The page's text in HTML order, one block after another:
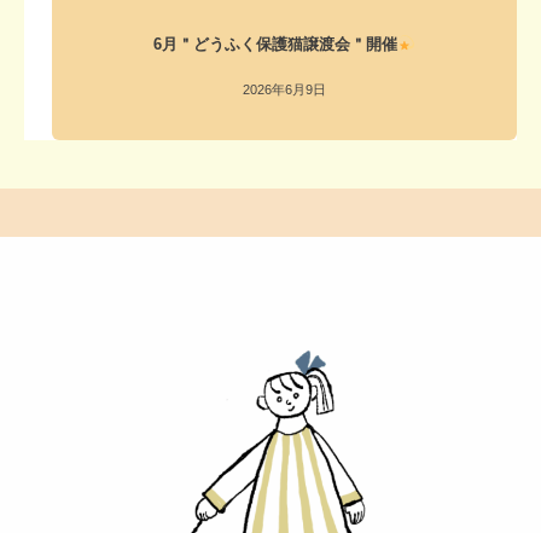
6月＂どうふく保護猫譲渡会＂開催
2026年6月9日